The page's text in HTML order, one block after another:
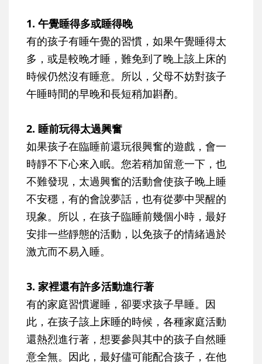
1. 午覺睡得多或睡得晚
有的孩子有睡午覺的習慣，如果午覺睡得太
多，或是較晚才睡，難免到了晚上該上床的
時候仍然沒有睡意。所以，父母不妨對孩子
午睡時間的早晚和長短稍加斟酌。
2. 睡前玩得太過興奮
如果孩子在臨睡前還玩很興奮的遊戲，會一
時靜不下心來入眠。您若稍加留意一下，也
不難發現，太過興奮的活動會使孩子晚上睡
不安穩，有的會說夢話，也有從夢中哭醒的
現象。所以，在孩子臨睡前幾個小時，最好
安排一些靜態的活動，以免孩子的情緒過於
激亢而不易入睡。
3. 家裡還有許多活動進行著
有的家庭習慣遲睡，卻要求孩子早睡。因
此，在孩子該上床睡的時候，各種家庭活動
還熱烈進行著，想要參與其中的孩子自然睡
意全無。因此，最好儘可能配合孩子，在他